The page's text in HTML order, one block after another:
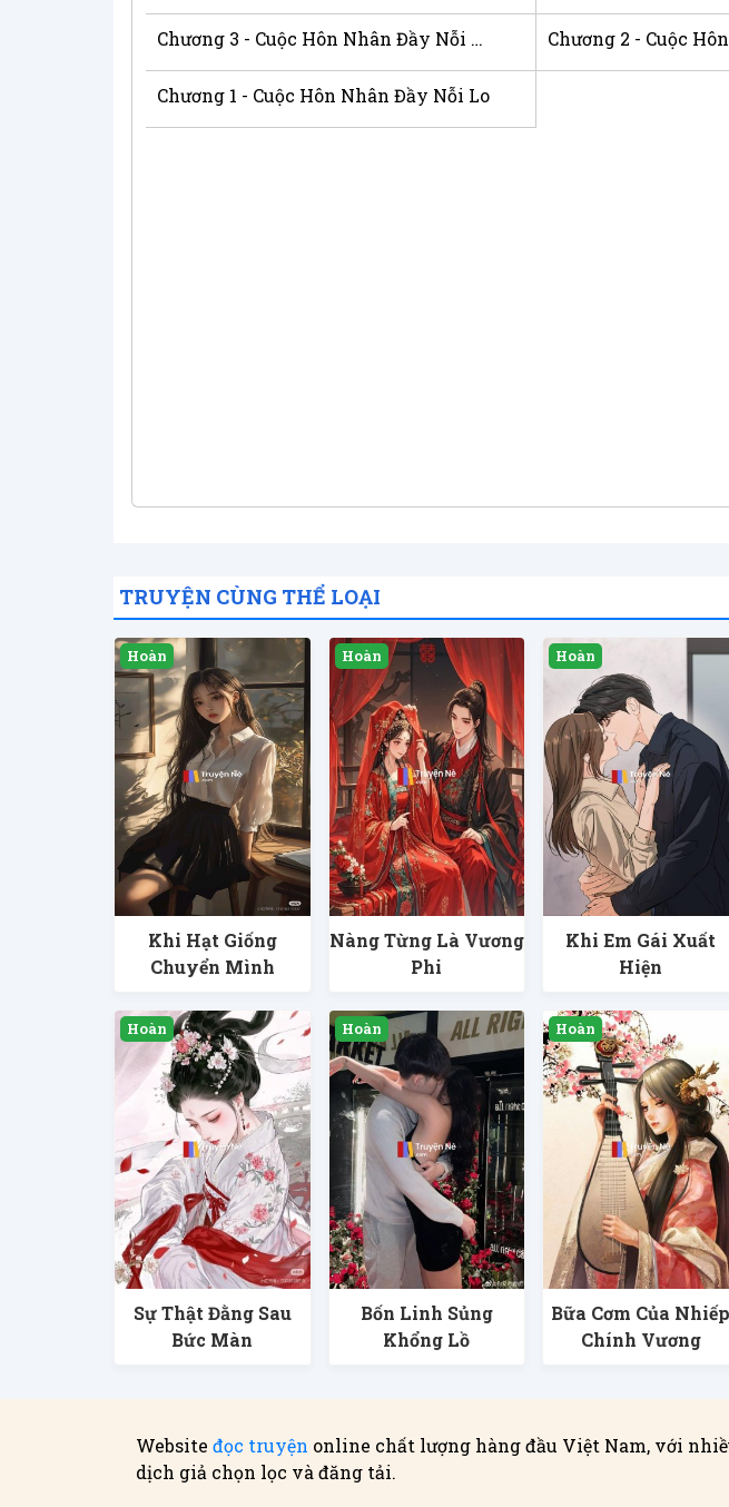
Chương 3 - Cuộc Hôn Nhân Đầy Nỗi Lo Chương 2 - Cuộc
Chương 1 - Cuộc Hôn Nhân Đầy Nỗi Lo
TRUYỆN CÙNG THỂ LOẠI
Khi Hạt Giống
Chuyển Mình
Nàng Từng Là Vương
Phi
Khi Em Gái Xuất
Hiện
Sự Thật Đằng Sau
Bức Màn
Bốn Linh Sủng
Khổng Lồ
Bữa Cơm Của Nhiếp
Chính Vương
Website đọc truyện online chất lượng hàng đầu Việt Nam, với
dịch giả chọn lọc và đăng tải.